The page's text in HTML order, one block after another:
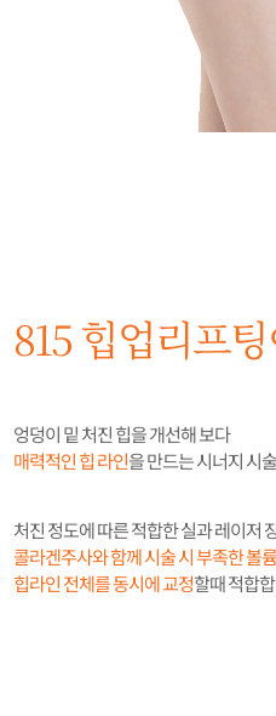
815 힙업리프
엉덩이 밑 처진 힙을 개선해 보다
매력적인 힙 라인을 만드는 시너지 시
처진 정도에 따른 적합한 실과 레이저
콜라겐주사와 함께 시술 시 부족한 볼
힙라인 전체를 동시에 교정할때 적합